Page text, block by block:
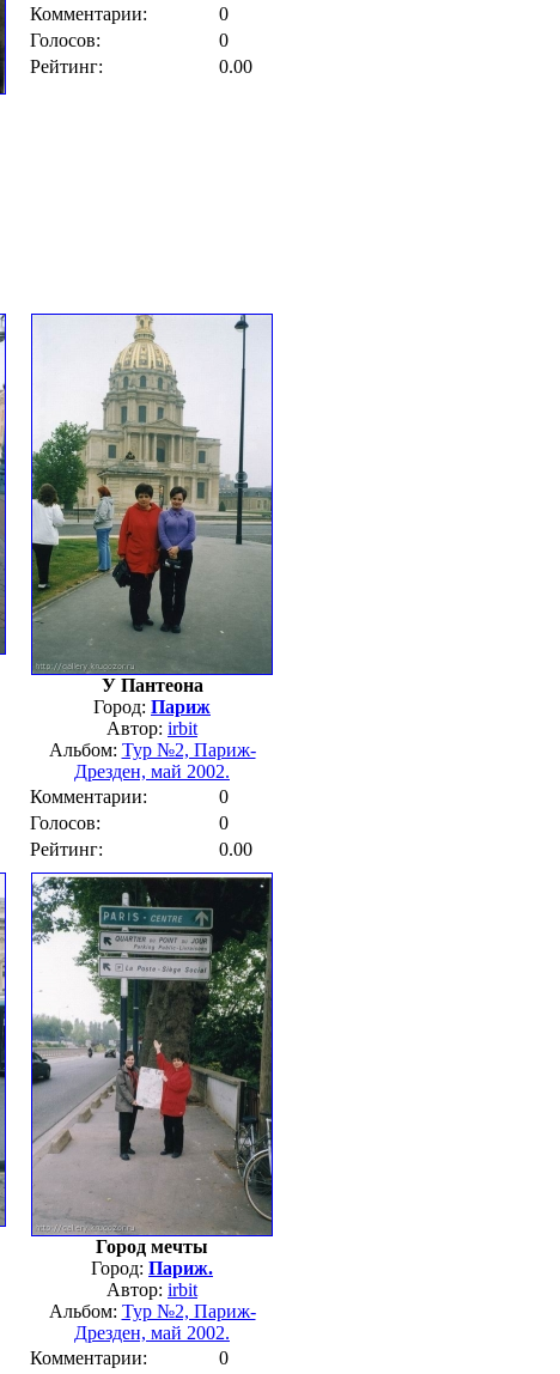
Комментарии:
0
Голосов:
0
Рейтинг:
0.00
У Пантеона
Город: Париж
Автор: irbit
Альбом: Тур №2, Париж-
Дрезден, май 2002.
Комментарии:
0
Голосов:
0
Рейтинг:
0.00
Город мечты
Город: Париж.
Автор: irbit
Альбом: Тур №2, Париж-
Дрезден, май 2002.
Комментарии:
0